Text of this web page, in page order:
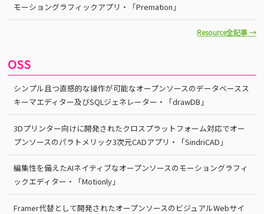
モーショングラフィックアプリ・「Premation」
Resource全記事 →
OSS
シンプル且つ直感的な操作が可能なオープンソースのデータベースス
キーマエディター及びSQLジェネレーター・「drawDB」
3Dプリンター向けに開発されたクロスプラットフォーム対応でオー
プンソースのパラトメリック3次元CADアプリ・「SindriCAD」
編集性を備えたAIネイティブなオープンソースのモーショングラフィ
ックエディター・「Motionly」
Framer代替として開発されたオープンソースのビジュアルWebサイ